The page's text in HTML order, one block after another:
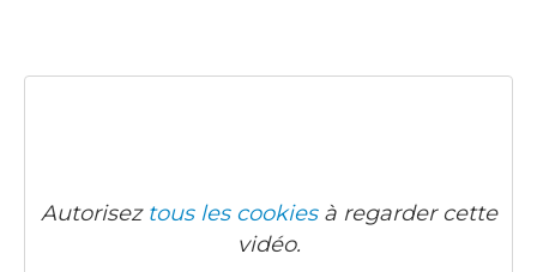
Autorisez tous les cookiesà regarder cette
vidéo.